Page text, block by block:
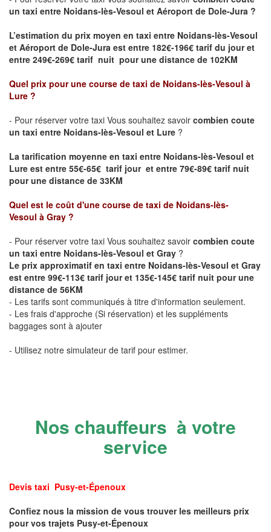
un taxi entre Noidans-lès-Vesoul et Aéroport de Dole-Jura ?
L’estimation du prix moyen en taxi entre Noidans-lès-Vesoul
et Aéroport de Dole-Jura est entre 182€-196€ tarif du jour et
entre 249€-269€ tarif nuit pour une distance de 102KM
Quel prix pour une course de taxi de Noidans-lès-Vesoul à
Lure ?
- Pour réserver votre taxi Vous souhaitez savoir combien coute
un taxi entre Noidans-lès-Vesoul et Lure ?
La tarification moyenne en taxi entre Noidans-lès-Vesoul et
Lure est entre 55€-65€ tarif jour et entre 79€-89€ tarif nuit
pour une distance de 33KM
Quel est le coût d'une course de taxi de Noidans-lès-
Vesoul à Gray ?
- Pour réserver votre taxi Vous souhaitez savoir combien coute
un taxi entre Noidans-lès-Vesoul et Gray ?
Le prix approximatif en taxi entre Noidans-lès-Vesoul et Gray
est entre 99€-113€ tarif jour et 135€-145€ tarif nuit pour une
distance de 56KM
- Les tarifs sont communiqués à titre d'information seulement.
- Les frais d'approche (Si réservation) et les suppléments
baggages sont à ajouter
- Utilisez notre simulateur de tarif pour estimer.
Nos chauffeurs à votre
service
Devis taxi Pusy-et-Épenoux
Confiez nous la mission de vous trouver les meilleurs prix
pour vos trajets Pusy-et-Épenoux